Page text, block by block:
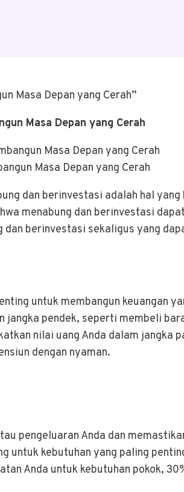
Masa Depan yang Cerah”
Masa Depan yang Cerah
Masa Depan yang Cerah
dan berinvestasi adalah hal
menabung dan berinvestasi
berinvestasi sekaligus yang
untuk membangun keuangan
pendek, seperti membeli
nilai uang Anda dalam jangka
dengan nyaman.
pengeluaran Anda dan
untuk kebutuhan yang paling
Anda untuk kebutuhan pokok,